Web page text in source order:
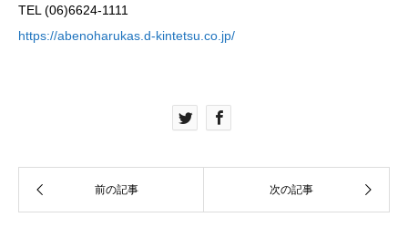
TEL (06)6624-1111
https://abenoharukas.d-kintetsu.co.jp/